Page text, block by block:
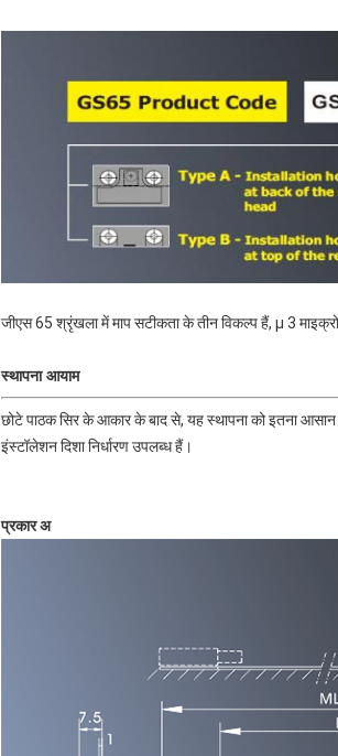
जीएस 65 श्रृंखला में माप सटीकता के तीन विकल्प हैं, μ 3
स्थापना आयाम
छोटे पाठक सिर के आकार के बाद से, यह स्थापना को इतना
इंस्टॉलेशन दिशा निर्धारण उपलब्ध हैं।
प्रकार अ